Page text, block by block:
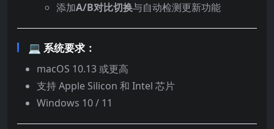
添加A/B对比切换与自动检测更新功能
💻 系统要求：
macOS 10.13 或更高
支持 Apple Silicon 和 Intel 芯片
Windows 10 / 11